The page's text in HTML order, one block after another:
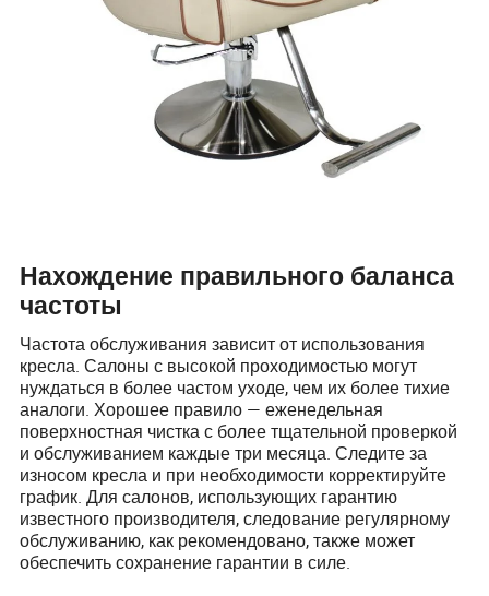
Нахождение правильного баланса
частоты
Частота обслуживания зависит от использования
кресла. Салоны с высокой проходимостью могут
нуждаться в более частом уходе, чем их более тихие
аналоги. Хорошее правило — еженедельная
поверхностная чистка с более тщательной проверкой
и обслуживанием каждые три месяца. Следите за
износом кресла и при необходимости корректируйте
график. Для салонов, использующих гарантию
известного производителя, следование регулярному
обслуживанию, как рекомендовано, также может
обеспечить сохранение гарантии в силе.